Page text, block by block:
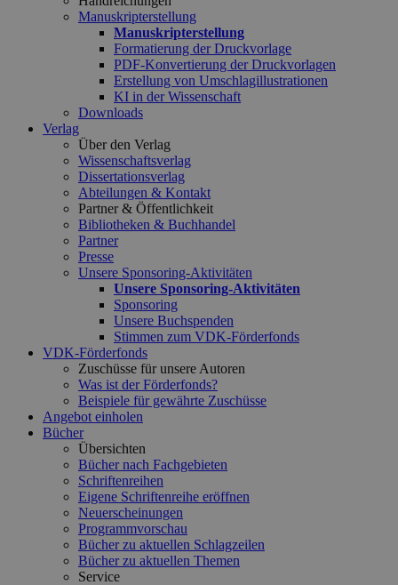
Manuskripterstellung
Manuskripterstellung
Formatierung der Druckvorlage
PDF-Konvertierung der Druckvorlagen
Erstellung von Umschlagillustrationen
KI in der Wissenschaft
Downloads
Verlag
Über den Verlag
Wissenschaftsverlag
Dissertationsverlag
Abteilungen & Kontakt
Partner & Öffentlichkeit
Bibliotheken & Buchhandel
Partner
Presse
Unsere Sponsoring-Aktivitäten
Unsere Sponsoring-Aktivitäten
Sponsoring
Unsere Buchspenden
Stimmen zum VDK-Förderfonds
VDK-Förderfonds
Zuschüsse für unsere Autoren
Was ist der Förderfonds?
Beispiele für gewährte Zuschüsse
Angebot einholen
Bücher
Übersichten
Bücher nach Fachgebieten
Schriftenreihen
Eigene Schriftenreihe eröffnen
Neuerscheinungen
Programmvorschau
Bücher zu aktuellen Schlagzeilen
Bücher zu aktuellen Themen
Service